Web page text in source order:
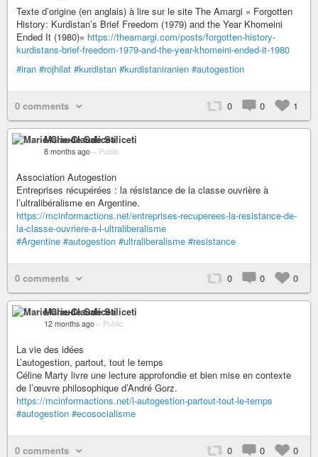
Texte d’origine (en anglais) à lire sur le site The Amargi « Forgotten
History: Kurdistan’s Brief Freedom (1979) and the Year Khomeini
Ended It (1980)« https://theamargi.com/posts/forgotten-history-
kurdistans-brief-freedom-1979-and-the-year-khomeini-ended-it-1980
#iran #rojhilat #kurdistan #kurdistaniranien #autogestion
0 comments 0 0 1
Marie-Claude Saliceti
8 months ago – Public
Association Autogestion
Entreprises récupérées : la résistance de la classe ouvrière à
l’ultralibéralisme en Argentine.
https://mcinformactions.net/entreprises-recuperees-la-resistance-de-
la-classe-ouvriere-a-l-ultraliberalisme
#Argentine #autogestion #ultraliberalisme #resistance
0 comments 0 0 0
Marie-Claude Saliceti
12 months ago – Public
La vie des idées
L’autogestion, partout, tout le temps
Céline Marty livre une lecture approfondie et bien mise en contexte
de l’œuvre philosophique d’André Gorz.
https://mcinformactions.net/l-autogestion-partout-tout-le-temps
#autogestion #ecosocialisme
0 comments 0 0 0